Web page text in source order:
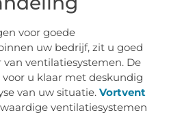
voor goede
uw bedrijf, zit u goed
van ventilatiesystemen. De
voor u klaar met deskundig
van uw situatie. Vortvent
ventilatiesystemen